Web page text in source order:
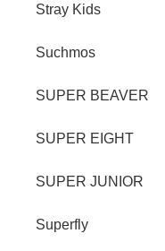
Stray Kids
Suchmos
SUPER BEAVER
SUPER EIGHT
SUPER JUNIOR
Superfly